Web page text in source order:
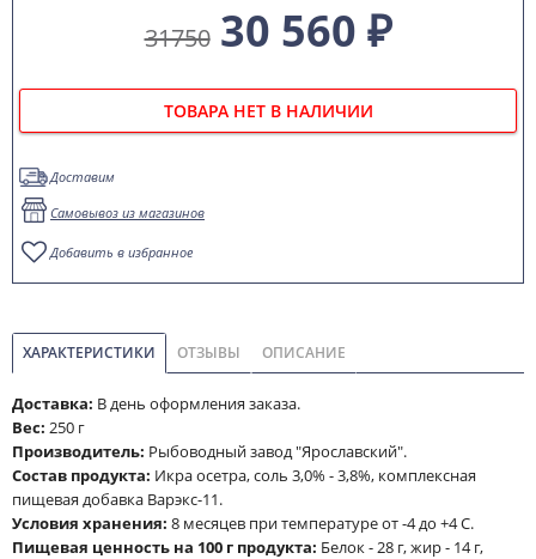
31750 30 560 ₽
ТОВАРА НЕТ В НАЛИЧИИ
Доставим
Самовывоз из магазинов
Добавить в избранное
ХАРАКТЕРИСТИКИ ОТЗЫВЫ ОПИСАНИЕ
Доставка: В день оформления заказа.
Вес: 250 г
Производитель: Рыбоводный завод "Ярославский".
Состав продукта: Икра осетра, соль 3,0% - 3,8%, комплексная
пищевая добавка Варэкс-11.
Условия хранения: 8 месяцев при температуре от -4 до +4 С.
Пищевая ценность на 100 г продукта: Белок - 28 г, жир - 14 г,